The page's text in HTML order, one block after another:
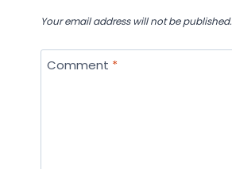
Your email address will not be published.
Comment *